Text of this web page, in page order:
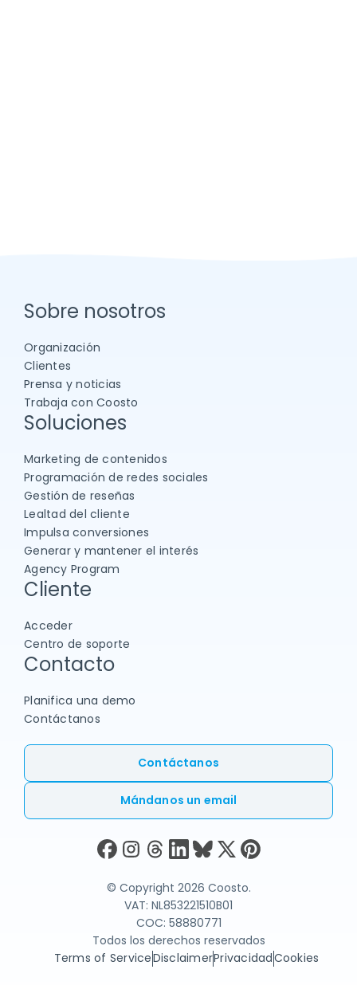
Contáctanos
Mándanos un email
Sobre nosotros
Organización
Clientes
Prensa y noticias
Trabaja con Coosto
Soluciones
Marketing de contenidos
Programación de redes sociales
Gestión de reseñas
Lealtad del cliente
Impulsa conversiones
Generar y mantener el interés
Agency Program
Cliente
Acceder
Centro de soporte
Contacto
Planifica una demo
Contáctanos
© Copyright 2026 Coosto.
VAT: NL853221510B01
COC: 58880771
Todos los derechos reservados
Terms of ServiceDisclaimerPrivacidadCookies